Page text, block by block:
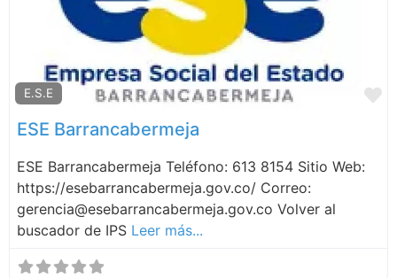
E.S.E
ESE Barrancabermeja
ESE Barrancabermeja Teléfono: 613 8154 Sitio Web:
https://esebarrancabermeja.gov.co/ Correo:
gerencia@esebarrancabermeja.gov.co Volver al
buscador de IPS Leer más...